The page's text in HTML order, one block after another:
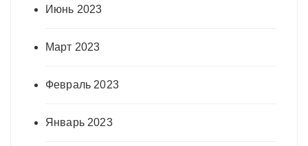
Июнь 2023
Март 2023
Февраль 2023
Январь 2023